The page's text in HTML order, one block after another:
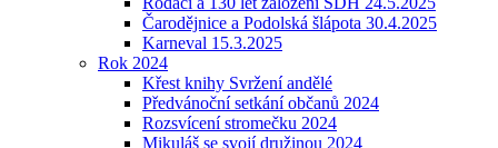
Čarodějnice a Podolská šlápota 30.4.2025
Karneval 15.3.2025
Rok 2024
Křest knihy Svržení andělé
Předvánoční setkání občanů 2024
Rozsvícení stromečku 2024
Mikuláš se svojí družinou 2024